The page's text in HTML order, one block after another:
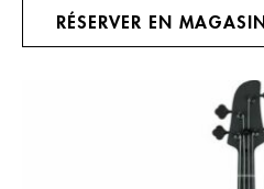
RÉSERVER EN MAGASIN